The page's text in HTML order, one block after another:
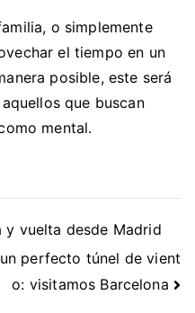
o simplemente
el tiempo en un
posible, este será
que buscan
mental.
y vuelta desde Madrid
perfecto túnel de vient
o: visitamos Barcelona